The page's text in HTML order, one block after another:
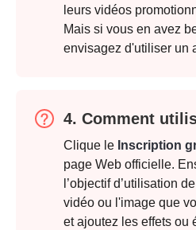
leurs vidéos
Mais si vous en avez
envisagez d'utiliser un
4. Comment
Clique le Inscription
page Web officielle.
l’objectif d’utilisation
vidéo ou l'image que
et ajoutez les effets ou